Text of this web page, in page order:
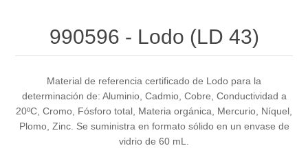
990596 - Lodo (LD 43)
Material de referencia certificado de Lodo para la
determinación de: Aluminio, Cadmio, Cobre, Conductividad a
20ºC, Cromo, Fósforo total, Materia orgánica, Mercurio, Níquel,
Plomo, Zinc. Se suministra en formato sólido en un envase de
vidrio de 60 mL.